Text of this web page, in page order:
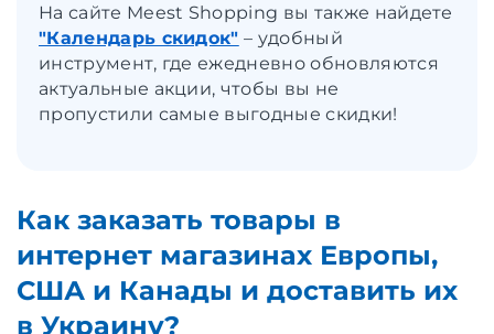
На сайте Meest Shopping вы также найдете
"Календарь скидок" – удобный
инструмент, где ежедневно обновляются
актуальные акции, чтобы вы не
пропустили самые выгодные скидки!
Как заказать товары в
интернет магазинах Европы,
США и Канады и доставить их
в Украину?